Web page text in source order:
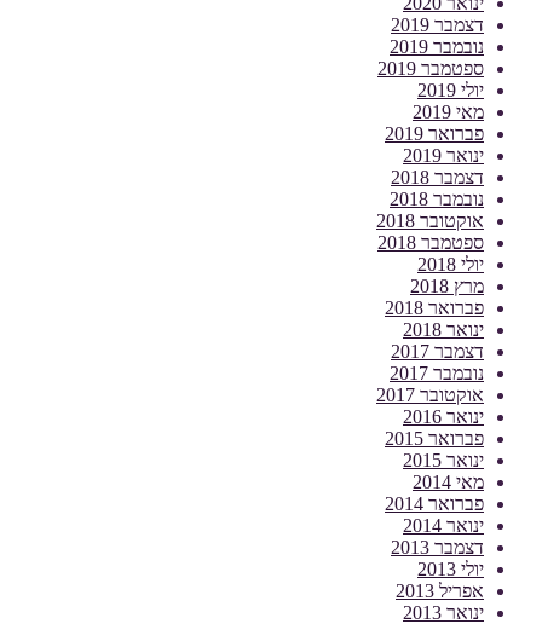
דצמבר 2019
נובמבר 2019
ספטמבר 2019
יולי 2019
מאי 2019
פברואר 2019
ינואר 2019
דצמבר 2018
נובמבר 2018
אוקטובר 2018
ספטמבר 2018
יולי 2018
מרץ 2018
פברואר 2018
ינואר 2018
דצמבר 2017
נובמבר 2017
אוקטובר 2017
ינואר 2016
פברואר 2015
ינואר 2015
מאי 2014
פברואר 2014
ינואר 2014
דצמבר 2013
יולי 2013
אפריל 2013
ינואר 2013